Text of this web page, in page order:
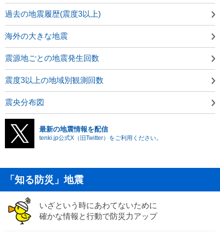
過去の地震履歴(震度3以上)
海外の大きな地震
震源地ごとの地震発生回数
震度3以上の地域別観測回数
震央分布図
最新の地震情報を配信
tenki.jp公式X（旧Twitter）をご利用ください。
「知る防災」地震
いざという時にあわてないために
確かな情報と行動で防災力アップ